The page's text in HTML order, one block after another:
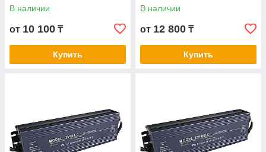
В наличии
от 10 100 ₸
Купить
В наличии
от 12 800 ₸
Купить